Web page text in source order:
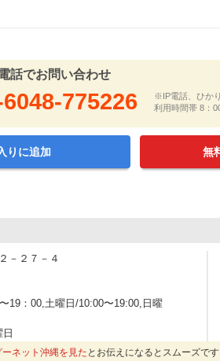
話でお問い合わせ
775226
※IP電話、ひか
利用時間帯 8：
りに追加 無
－２７－４
19：00,土曜日/10:00〜19:00,日曜
ーネット沖縄を見た とお伝えになるとスムーズです